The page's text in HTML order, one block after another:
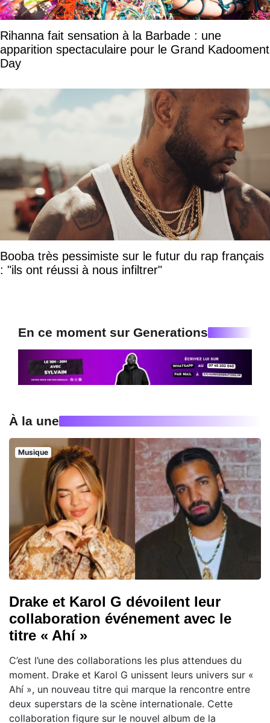
Rihanna fait sensation à la Barbade : une
apparition spectaculaire pour le Grand Kadooment
Day
Booba très pessimiste sur le futur du rap français
: "ils ont réussi à nous infiltrer"
En ce moment sur Generations
À la une
Musique
Drake et Karol G dévoilent leur
collaboration événement avec le
titre « Ahí »
C’est l’une des collaborations les plus attendues du
moment. Drake et Karol G unissent leurs univers sur «
Ahí », un nouveau titre qui marque la rencontre entre
deux superstars de la scène internationale. Cette
collaboration figure sur le nouvel album de la